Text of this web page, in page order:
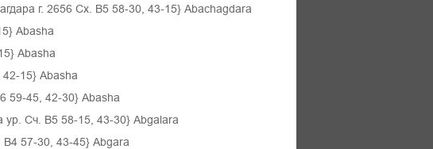
г. 2656 Сх. В5 58-30, 43-15} Abachagdara
Abasha
Abasha
42-15} Abasha
59-45, 42-30} Abasha
Сч. В5 58-15, 43-30} Abgalara
57-30, 43-45} Abgara